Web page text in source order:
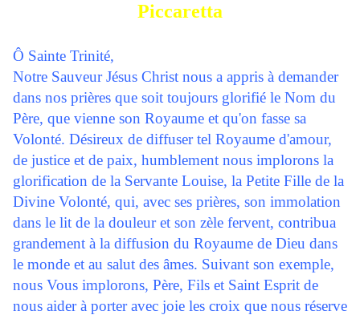
Piccaretta
Ô Sainte Trinité,
Notre Sauveur Jésus Christ nous a appris à demander
dans nos prières que soit toujours glorifié le Nom du
Père, que vienne son Royaume et qu'on fasse sa
Volonté. Désireux de diffuser tel Royaume d'amour,
de justice et de paix, humblement nous implorons la
glorification de la Servante Louise, la Petite Fille de la
Divine Volonté, qui, avec ses prières, son immolation
dans le lit de la douleur et son zèle fervent, contribua
grandement à la diffusion du Royaume de Dieu dans
le monde et au salut des âmes. Suivant son exemple,
nous Vous implorons, Père, Fils et Saint Esprit de
nous aider à porter avec joie les croix que nous réserve